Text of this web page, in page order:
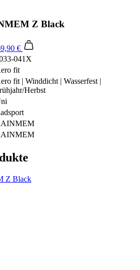
Z Black
€
041X
fit
fit | Winddicht | Wasserfest |
Herbst
Z Black